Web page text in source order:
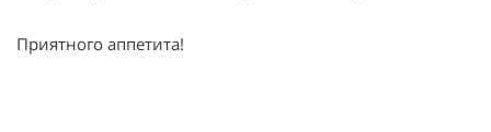
Приятного аппетита!